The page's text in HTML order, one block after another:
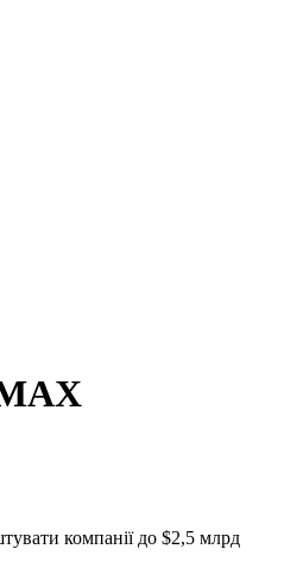
компанії до $2,5 млрд